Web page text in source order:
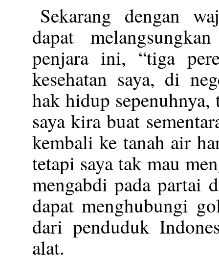
Sekarang dengan
dapat
penjara ini, “tiga
kesehatan saya, di
hak hidup
saya kira buat
kembali ke tanah air
tetapi saya tak mau
mengabdi pada partai
dapat menghubungi
dari penduduk
alat.